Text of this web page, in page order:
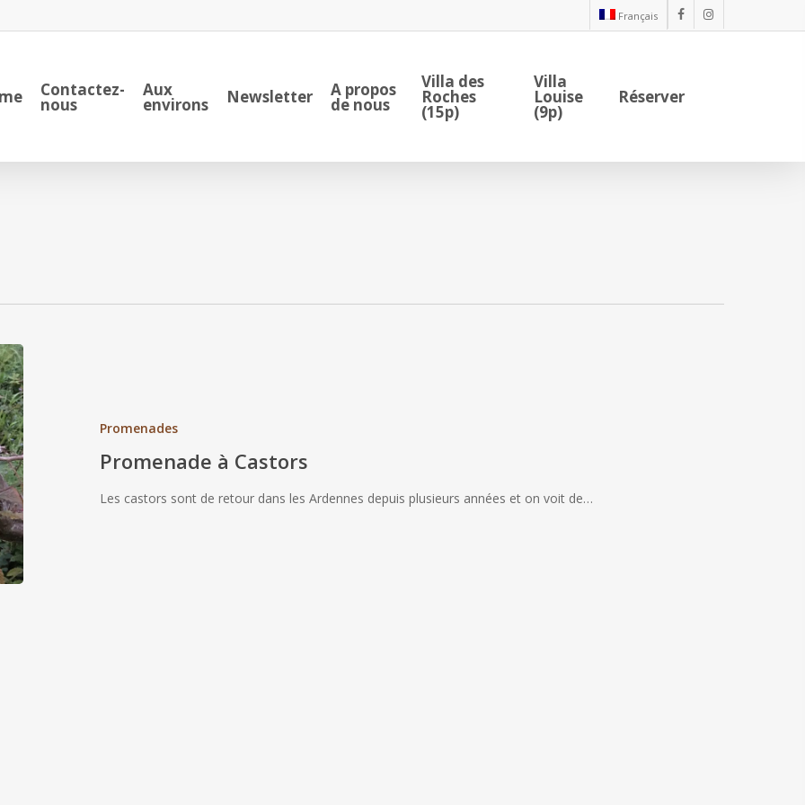
facebookinstagram
Français
Contactez-
nous
Aux
environs Newsletter A propos
de nous
Villa des
Roches
(15p)
Villa
Louise
(9p)
Réserver
Promenades
Promenade à Castors
Les castors sont de retour dans les Ardennes depuis plusieurs années et on voit de…